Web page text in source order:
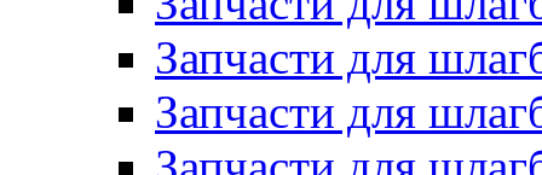
Запчасти для
Запчасти для